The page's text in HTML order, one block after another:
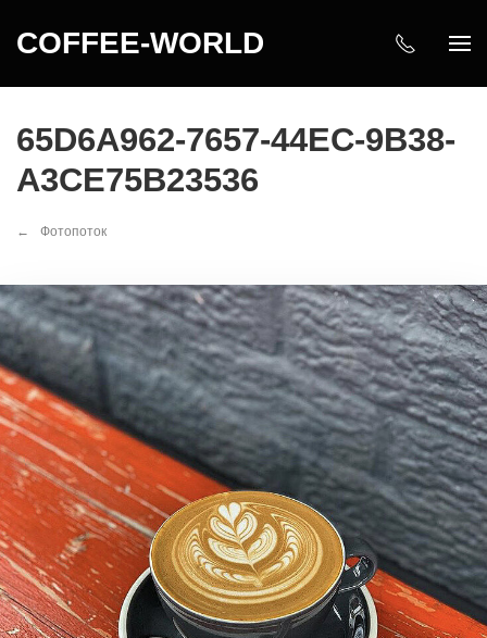
COFFEE-WORLD
65D6A962-7657-44EC-9B38-
A3CE75B23536
Фотопоток